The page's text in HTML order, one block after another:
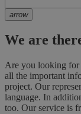
arrow
We are
Are you looking for
all the important
project. Our
language. In
too. Our service is